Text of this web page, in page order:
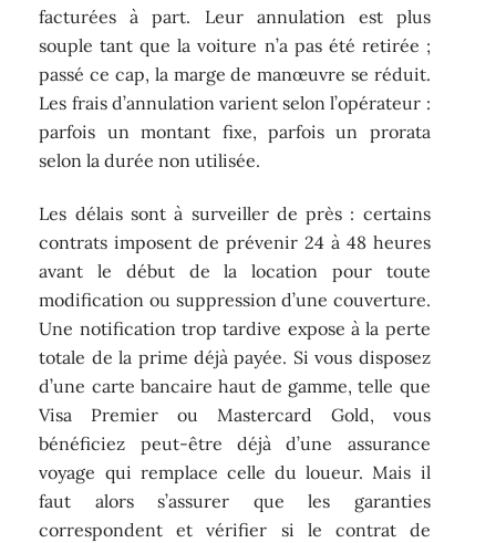
facturées à part. Leur annulation est plus
souple tant que la voiture n’a pas été retirée ;
passé ce cap, la marge de manœuvre se réduit.
Les frais d’annulation varient selon l’opérateur :
parfois un montant fixe, parfois un prorata
selon la durée non utilisée.
Les délais sont à surveiller de près : certains
contrats imposent de prévenir 24 à 48 heures
avant le début de la location pour toute
modification ou suppression d’une couverture.
Une notification trop tardive expose à la perte
totale de la prime déjà payée. Si vous disposez
d’une carte bancaire haut de gamme, telle que
Visa Premier ou Mastercard Gold, vous
bénéficiez peut-être déjà d’une assurance
voyage qui remplace celle du loueur. Mais il
faut alors s’assurer que les garanties
correspondent et vérifier si le contrat de